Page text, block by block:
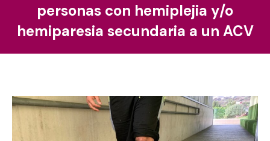
personas con hemiplejia y/o
hemiparesia secundaria a un ACV